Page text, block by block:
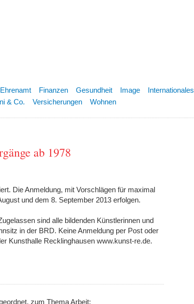
Ehrenamt Finanzen Gesundheit Image Internationales
& Co. Versicherungen Wohnen
ab 1978
Die Anmeldung, mit Vorschlägen für maximal
und dem 8. September 2013 erfolgen.
sind alle bildenden Künstlerinnen und
in der BRD. Keine Anmeldung per Post oder
Kunsthalle Recklinghausen www.kunst-re.de.
zum Thema Arbeit: